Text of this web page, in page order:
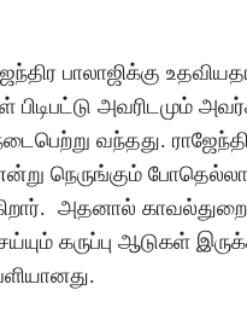
பாலாஜிக்கு
பிடிபட்டு அவரிடமும்
வந்தது.
என்று நெருங்கும்
அதனால்
கருப்பு ஆடுகள்